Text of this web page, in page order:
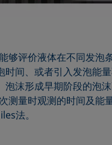
够评价液体在不同发泡
时间、或者引入发泡能
泡沫形成早期阶段的泡
测量时观测的时间及能
法。